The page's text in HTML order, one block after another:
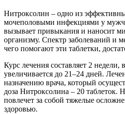
Нитроксолин – одно из
мочеполовыми инфекциями у
вызывает привыкания и наносит
организму. Спектр заболеваний и
чего помогают эти таблетки,
Курс лечения составляет 2 недели,
увеличивается до 21–24 дней.
назначению врача, который
доза Нитроксолина – 20 таблеток.
повлечет за собой тяжелые
здоровью.